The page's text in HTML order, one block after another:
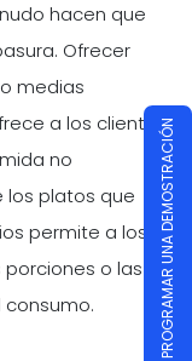
hacen que
Ofrecer
medias
a los clientes
no
los platos que
permite a los
o las
PROGRAMAR UNA DEMOSTRACIÓN